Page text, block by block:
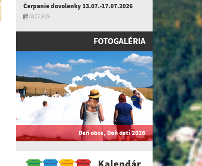
Čerpanie dovolenky 13.07.-17.07.2026
08.07.2026
FOTOGALÉRIA
Deň obce, Deň detí 2026